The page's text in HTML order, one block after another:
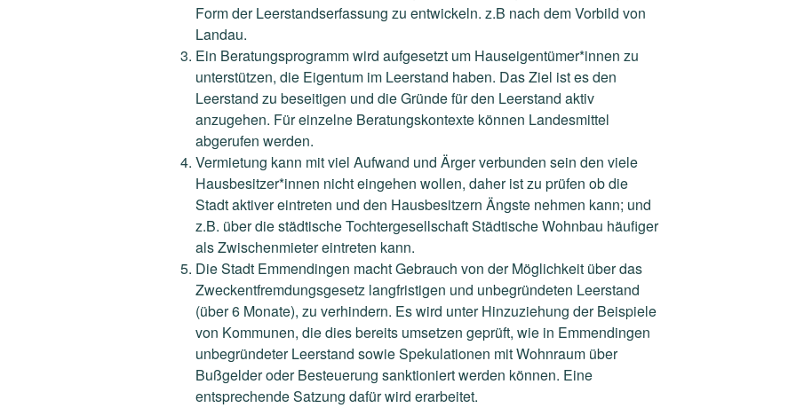
Form der Leerstandserfassung zu entwickeln. z.B nach dem Vorbild von
Landau.
Ein Beratungsprogramm wird aufgesetzt um Hauseigentümer*innen zu
unterstützen, die Eigentum im Leerstand haben. Das Ziel ist es den
Leerstand zu beseitigen und die Gründefür den Leerstand aktiv
anzugehen. Für einzelne Beratungskontexte können Landesmittel
abgerufen werden.
Vermietung kann mit viel Aufwand und Ärger verbunden sein den viele
Hausbesitzer*innen nicht eingehen wollen, daher istzu prüfen ob die
Stadt aktiver eintreten und den Hausbesitzern Ängste nehmen kann; und
z.B. über die städtische TochtergesellschaftStädtische Wohnbau häufiger
als Zwischenmieter eintreten kann.
Die Stadt Emmendingen macht Gebrauch von der Möglichkeit über das
Zweckentfremdungsgesetz langfristigen und unbegründeten Leerstand
(über 6 Monate), zu verhindern. Es wird unter Hinzuziehung der Beispiele
von Kommunen, die dies bereits umsetzen geprüft, wie in Emmendingen
unbegründeter Leerstand sowie Spekulationen mitWohnraum über
Bußgelder oder Besteuerung sanktioniert werden können. Eine
entsprechende Satzung dafür wird erarbeitet.